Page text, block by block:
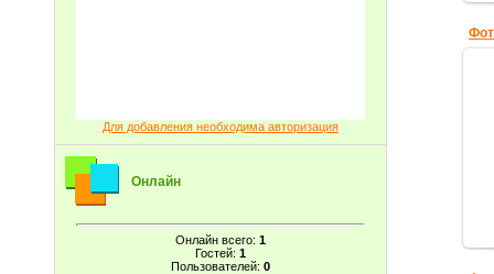
Для добавления необходима авторизация
Онлайн
Онлайн всего: 1
Гостей: 1
Пользователей: 0